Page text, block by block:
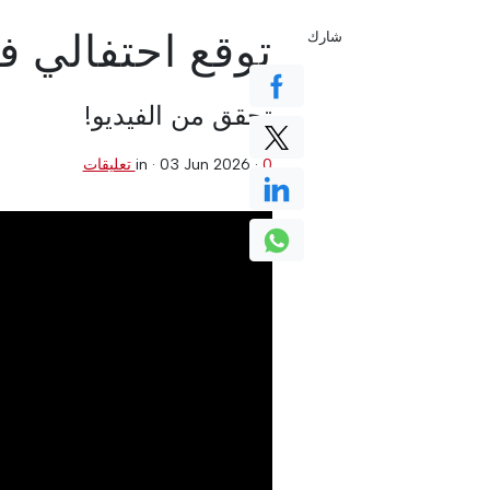
توقع احتفالي
تحقق من الفيديو!
in · 03 Jun 2026 · 0 تعليقات
شارك